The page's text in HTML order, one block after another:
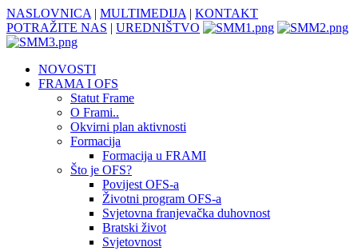
NASLOVNICA | MULTIMEDIJA | KONTAKT
POTRAŽITE NAS | UREDNIŠTVO
NOVOSTI
FRAMA I OFS
Statut Frame
O Frami..
Okvirni plan aktivnosti
Formacija
Formacija u FRAMI
Što je OFS?
Povijest OFS-a
Životni program OFS-a
Svjetovna franjevačka duhovnost
Bratski život
Svjetovnost